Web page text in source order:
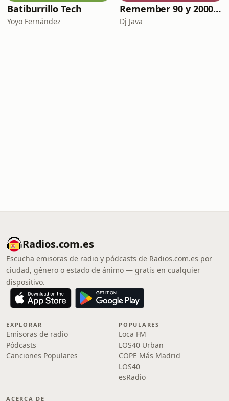
Batiburrillo Tech
Yoyo Fernández
Remember 90 y 2000 en PLAY WITH ME by Dj Java
Dj Java
Radios.com.es
Escucha emisoras de radio y pódcasts de Radios.com.es por
ciudad, género o estado de ánimo — gratis en cualquier
dispositivo.
EXPLORAR
Emisoras de radio
Pódcasts
Canciones Populares
POPULARES
Loca FM
LOS40 Urban
COPE Más Madrid
LOS40
esRadio
ACERCA DE